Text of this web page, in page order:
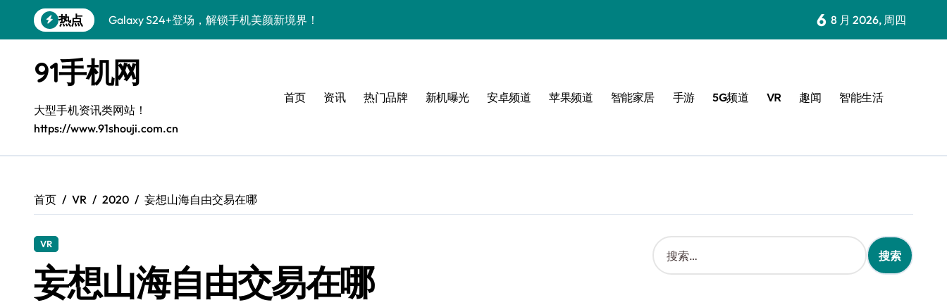
到
热点
Galaxy S24+登场，解锁手机美颜新境界！
Galaxy A56 5G登场，时尚旗舰新体验！
三星Galaxy S26美颜秘籍，一键打造专属风格！
S25美化秘籍：个性定制，炫酷随行！
Galaxy C55 5G焕新秘籍：潮流定制，玩转无限可能
Galaxy Z Flip6：折叠时尚，一瞬惊艳
S25 Ultra颜值炸裂！定制主题潮翻全场
6 8 月 2026, 周四
91手机网
大型手机资讯类网站！
https://www.91shouji.com.cn
首页 资讯 热门品牌 新机曝光 安卓频道 苹果频道 智能家居 手游 5G频道 VR 趣闻 智能生活
首页 VR 2020 妄想山海自由交易在哪
VR
妄想山海自由交易在哪
搜
索
：